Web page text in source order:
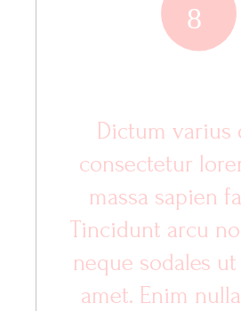
8
Dictum varius
consectetur
massa sapien
Tincidunt arcu
neque sodales
amet. Enim